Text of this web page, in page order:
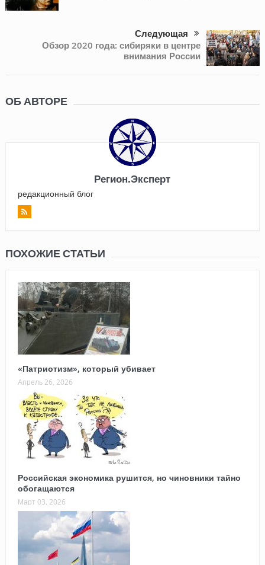
Следующая
Обзор 2020 года: сибиряки в центре
внимания России
ОБ АВТОРЕ
Регион.Эксперт
редакционный блог
ПОХОЖИЕ СТАТЬИ
«Патриотизм», который убивает
Апрель 26, 2026
Российская экономика рушится, но чиновники тайно
обогащаются
Март 03, 2026